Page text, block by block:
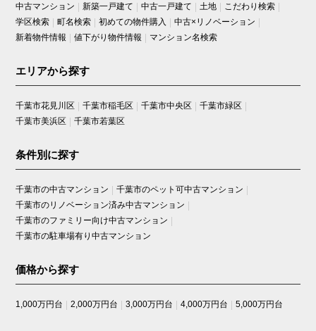
行徳ハイライズマンション
香澄一丁目住宅
高洲一丁目住宅
三協原木中山ハイツ
市川大野パークホームズ
西小中台団地
西船橋グリーンハイツ
西船橋ロイヤルハイツ
西船橋永谷マンション
西船橋パークホームズ
西船橋二丁目パークホームズ
千葉ガーデンタウンＡ棟
千葉ガーデンタウンＢ棟
千葉ガーデンタウンＣ棟
千葉ガーデンタウンＥ棟
千葉ガーデンタウンＦ棟
津田沼ハイライズ
津田沼十番街ビル
東急ドエルアルス西船橋
中古マンション 新築一戸建て 中古一戸建て 土地
こだわり検索
学区検索
町名検索 初めての物件購入
中古×リノベーション
新着物件情報
値下がり物件情報 マンション名検索
エリアから探す
千葉市花見川区 千葉市稲毛区 千葉市中央区
千葉市緑区
千葉市美浜区
千葉市若葉区
条件別に探す
千葉市の中古マンション
千葉市のペット可中古マンション
千葉市のリノベーション済み中古マンション
千葉市のファミリー向け中古マンション
千葉市の駐車場有り中古マンション
価格から探す
1,000万円台 2,000万円台 3,000万円台 4,000万円台 5,000万円台